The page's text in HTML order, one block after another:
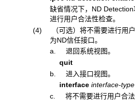
缺省情况下，ND
进行用户合法性检查。
(4) （可选）将不需要进行用户
为ND信任接口。
a. 退回系统视图。
quit
b. 进入接口视图。
interface interface-
c. 将不需要进行用户合法